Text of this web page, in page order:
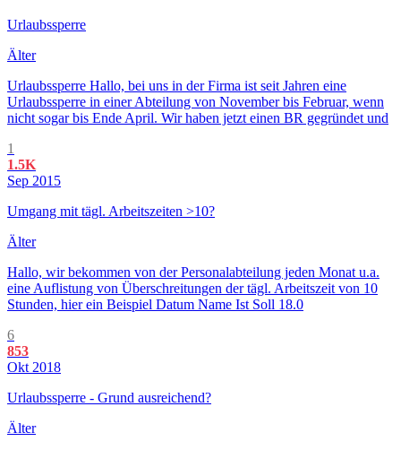
Urlaubssperre
Älter
Urlaubssperre Hallo, bei uns in der Firma ist seit Jahren eine
Urlaubssperre in einer Abteilung von November bis Februar, wenn
nicht sogar bis Ende April. Wir haben jetzt einen BR gegründet und
1
1.5K
Sep 2015
Umgang mit tägl. Arbeitszeiten >10?
Älter
Hallo, wir bekommen von der Personalabteilung jeden Monat u.a.
eine Auflistung von Überschreitungen der tägl. Arbeitszeit von 10
Stunden, hier ein Beispiel Datum Name Ist Soll 18.0
6
853
Okt 2018
Urlaubssperre - Grund ausreichend?
Älter